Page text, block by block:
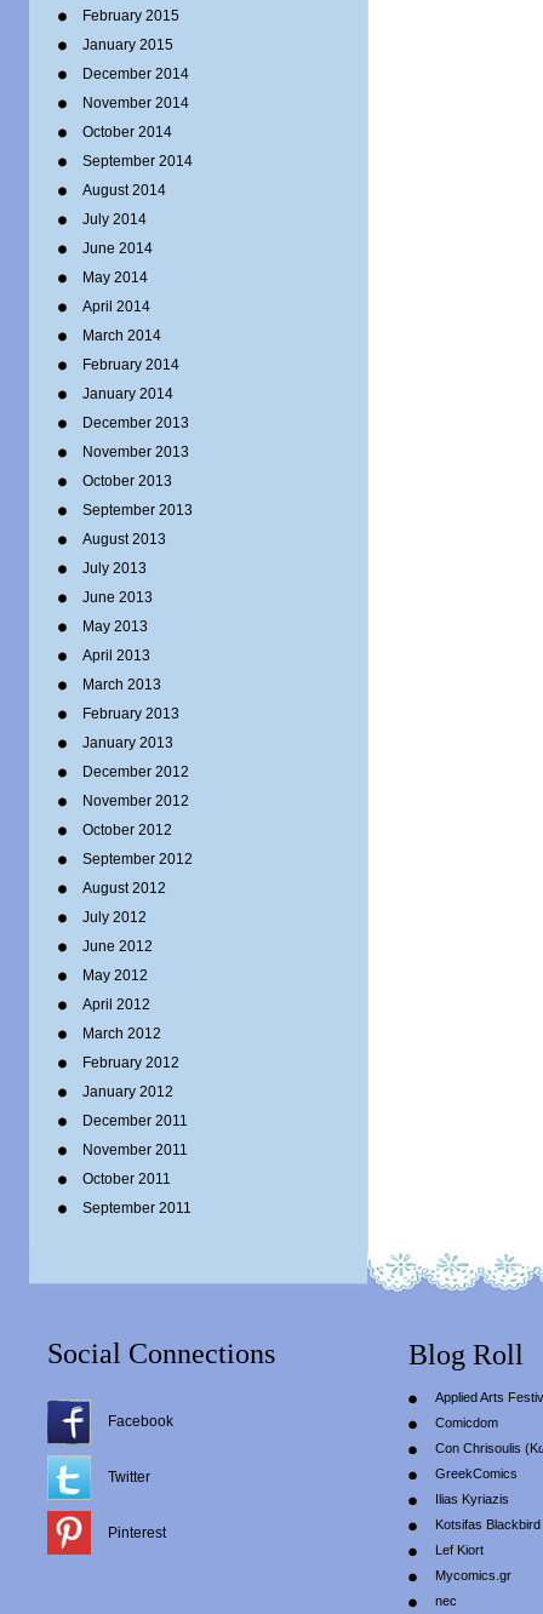
February 2015
January 2015
December 2014
November 2014
October 2014
September 2014
August 2014
July 2014
June 2014
May 2014
April 2014
March 2014
February 2014
January 2014
December 2013
November 2013
October 2013
September 2013
August 2013
July 2013
June 2013
May 2013
April 2013
March 2013
February 2013
January 2013
December 2012
November 2012
October 2012
September 2012
August 2012
July 2012
June 2012
May 2012
April 2012
March 2012
February 2012
January 2012
December 2011
November 2011
October 2011
September 2011
Social Connections
Facebook
Twitter
Pinterest
Blog Roll
Applied Arts
Comicdom
Con Chrisoulis
GreekComics
Ilias Kyriazis
Kotsifas Blackbird
Lef Kiort
Mycomics.gr
nec